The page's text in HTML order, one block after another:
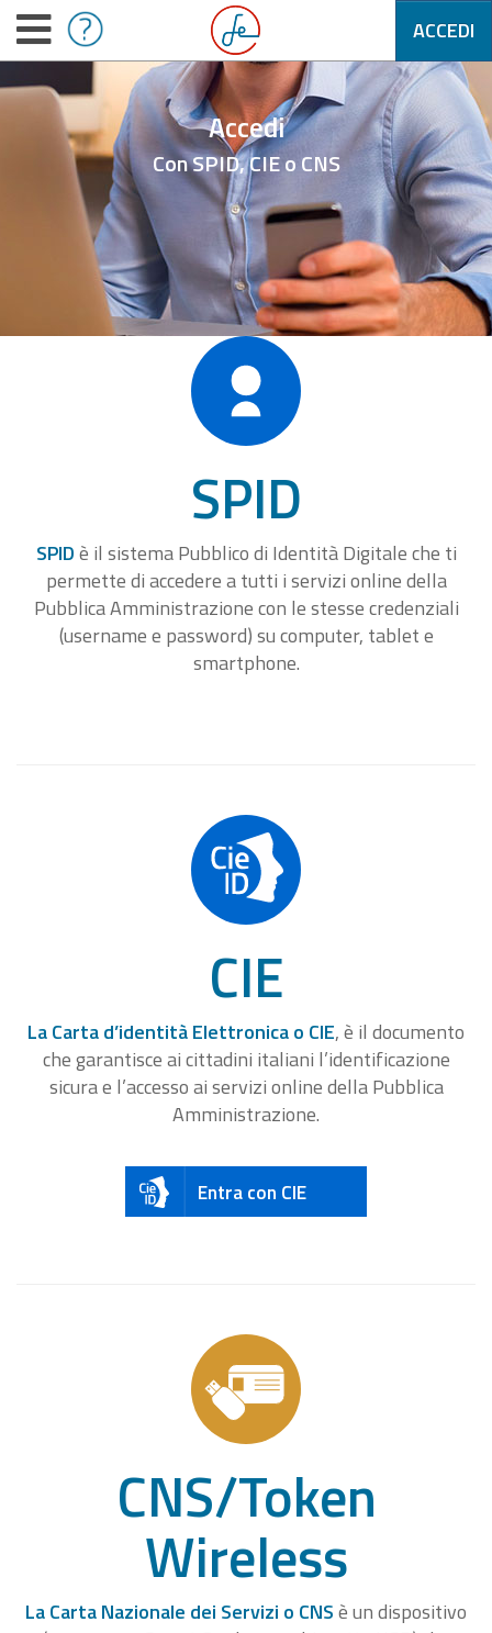
ACCEDI
Accedi
Con SPID, CIE o CNS
SPID
SPIDè il sistema Pubblico di Identità Digitale che ti
permette di accedere a tutti i servizi online della
Pubblica Amministrazione con le stesse credenziali
(username e password) su computer, tablet e
smartphone.
CIE
La Carta d’identità Elettronica o CIE, è il documento
che garantisce ai cittadini italiani l’identificazione
sicura e l’accesso ai servizi online della Pubblica
Amministrazione.
Entra con CIE
CNS/Token
Wireless
La Carta Nazionale dei Servizi o CNSè un dispositivo